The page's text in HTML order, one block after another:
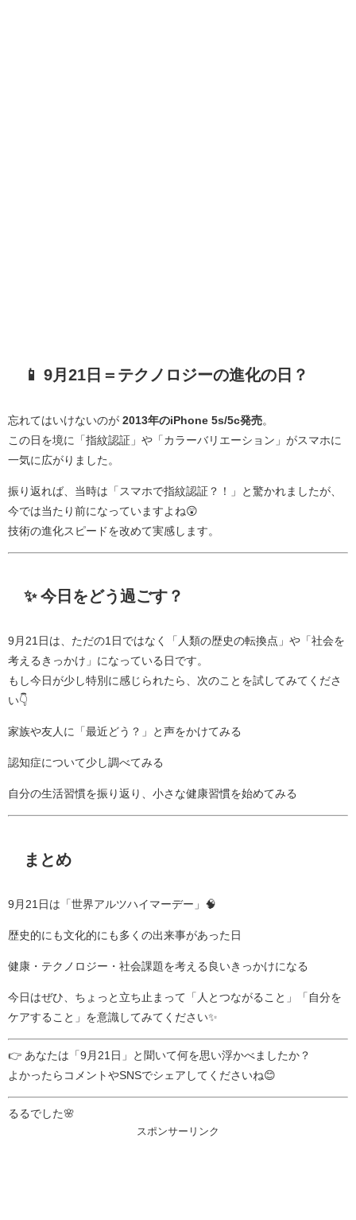
📱 9月21日＝テクノロジーの進化の日？
忘れてはいけないのが 2013年のiPhone 5s/5c発売。
この日を境に「指紋認証」や「カラーバリエーション」がスマホに
一気に広がりました。
振り返れば、当時は「スマホで指紋認証？！」と驚かれましたが、
今では当たり前になっていますよね😲
技術の進化スピードを改めて実感します。
✨ 今日をどう過ごす？
9月21日は、ただの1日ではなく「人類の歴史の転換点」や「社会を
考えるきっかけ」になっている日です。
もし今日が少し特別に感じられたら、次のことを試してみてくださ
い👇
家族や友人に「最近どう？」と声をかけてみる
認知症について少し調べてみる
自分の生活習慣を振り返り、小さな健康習慣を始めてみる
まとめ
9月21日は「世界アルツハイマーデー」🧠
歴史的にも文化的にも多くの出来事があった日
健康・テクノロジー・社会課題を考える良いきっかけになる
今日はぜひ、ちょっと立ち止まって「人とつながること」「自分を
ケアすること」を意識してみてください✨
👉 あなたは「9月21日」と聞いて何を思い浮かべましたか？
よかったらコメントやSNSでシェアしてくださいね😊
るるでした🌸
スポンサーリンク